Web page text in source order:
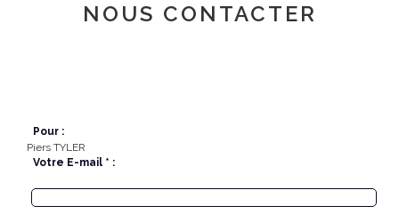
NOUS CONTACTER
Pour :
Piers TYLER
Votre E-mail * :